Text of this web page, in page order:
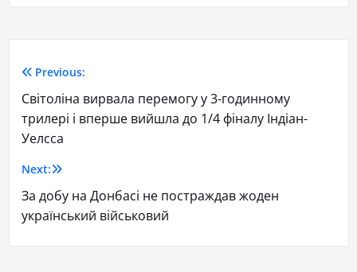
Previous:
Світоліна вирвала перемогу у 3-годинному
трилері і вперше вийшла до 1/4 фіналу Індіан-
Уелсса
Next:
За добу на Донбасі не постраждав жоден
український військовий